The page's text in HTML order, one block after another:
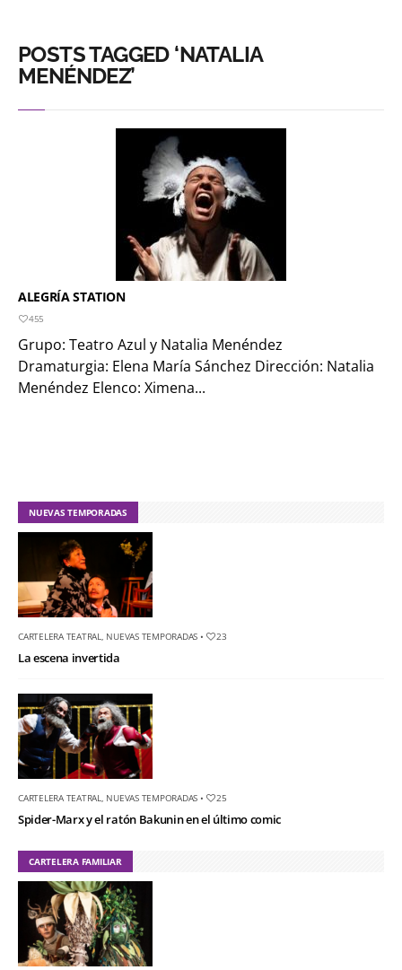
POSTS TAGGED ‘NATALIA
MENÉNDEZ’
ALEGRÍA STATION
455
Grupo: Teatro Azul y Natalia Menéndez
Dramaturgia: Elena María Sánchez Dirección: Natalia
Menéndez Elenco: Ximena...
NUEVAS TEMPORADAS
CARTELERA TEATRAL NUEVAS TEMPORADAS • 23
La escena invertida
CARTELERA TEATRAL NUEVAS TEMPORADAS • 25
Spider-Marx y el ratón Bakunin en el último comic
CARTELERA FAMILIAR